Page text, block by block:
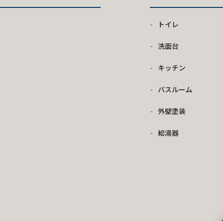
トイレ
洗面台
キッチン
バスルーム
外壁塗装
給湯器